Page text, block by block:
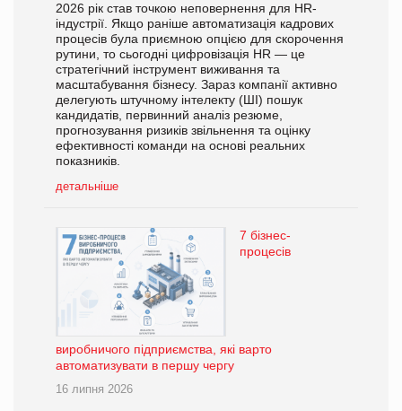
2026 рік став точкою неповернення для HR-
індустрії. Якщо раніше автоматизація кадрових
процесів була приємною опцією для скорочення
рутини, то сьогодні цифровізація HR — це
стратегічний інструмент виживання та
масштабування бізнесу. Зараз компанії активно
делегують штучному інтелекту (ШІ) пошук
кандидатів, первинний аналіз резюме,
прогнозування ризиків звільнення та оцінку
ефективності команди на основі реальних
показників.
детальніше
7 бізнес-
процесів
виробничого підприємства, які варто
автоматизувати в першу чергу
16 липня 2026